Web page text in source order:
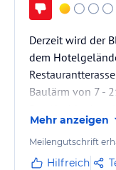
Derzeit wird der
dem
Baulärm von 7 -
unzumutbarer
Einschätzung
das Hotel nur
Mehr anzeigen
Meilengutschrift
Hilfreich